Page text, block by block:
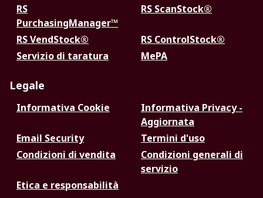
RS
PurchasingManager™
RS ScanStock®
RS VendStock®
RS ControlStock®
Servizio di taratura
MePA
Legale
Informativa Cookie
Informativa Privacy -
Aggiornata
Email Security
Termini d'uso
Condizioni di vendita
Condizioni generali di
servizio
Etica e responsabilità